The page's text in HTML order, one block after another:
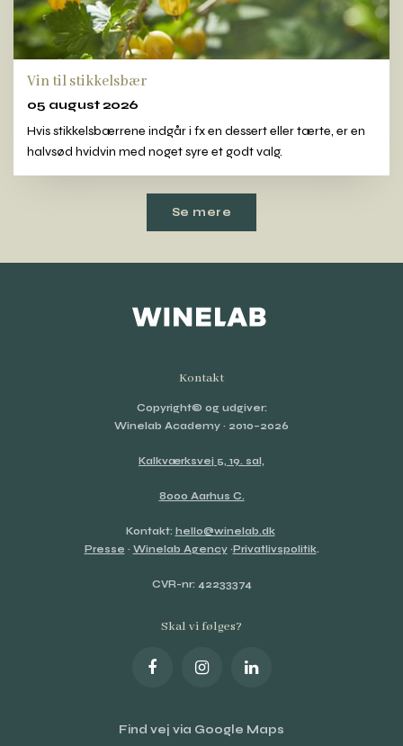
Vin til stikkelsbær
05 august 2026
Hvis stikkelsbærrene indgår i fx en dessert eller tærte, er en
halvsød hvidvin med noget syre et godt valg.
Se mere
Kontakt
Copyright© og udgiver:
Winelab Academy · 2010–2026
Kalkværksvej 5, 19. sal,
8000 Aarhus C.
Kontakt: hello@winelab.dk
Presse · Winelab Agency·Privatlivspolitik.
CVR-nr: 42233374
Skal vi følges?
Find vej via Google Maps